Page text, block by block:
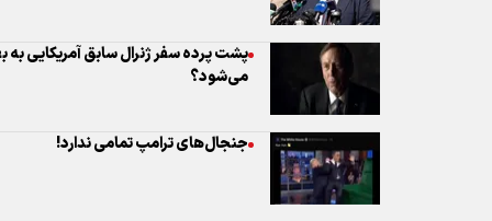
پشت پرده سفر ژنرال سابق آمریکایی به
می‌شود؟
جنجال‌های ترامپ تمامی ندارد!